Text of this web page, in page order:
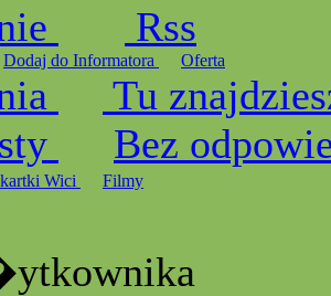
Rss
Dodaj do Informatora Oferta
Tu
Bez
Wici Filmy